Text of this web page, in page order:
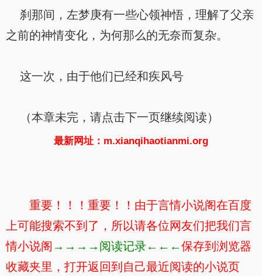
刹那间，左梦庚有一些心领神悟，理解了父亲
之前的神情变化，为何那么的无奈而复杂。
这一次，由于他们已经和疾风号
（本章未完，请点击下一页继续阅读）
最新网址：m.xianqihaotianmi.org
重要！！！重要！！由于言情小说阁在百度
上可能搜索不到了，所以请各位网友们把我们言
情小说阁 →→→→阅读记录←←←保存到浏览器
收藏夹里，打开返回到自己最近阅读的小说页